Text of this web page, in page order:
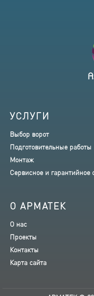
УСЛУГИ
Выбор ворот
Подготовительные работы
Монтаж
Сервисное и гарантийное
О АРМАТЕК
О нас
Проекты
Контакты
Карта сайта